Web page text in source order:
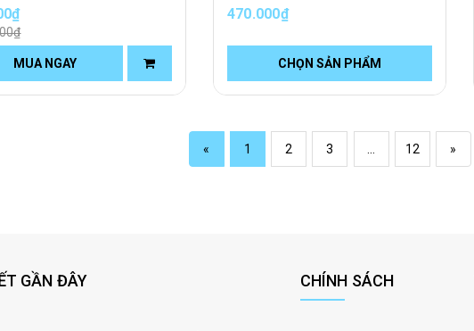
MUA NGAY
470.000₫
CHỌN SẢN PHẨM
« 1 2 3 ... 12 »
GẦN ĐÂY CHÍNH SÁCH